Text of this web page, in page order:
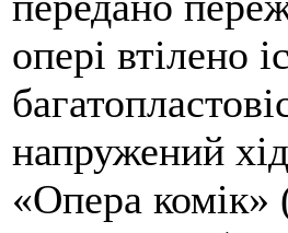
опері втілено
напружений
«Опера комік»